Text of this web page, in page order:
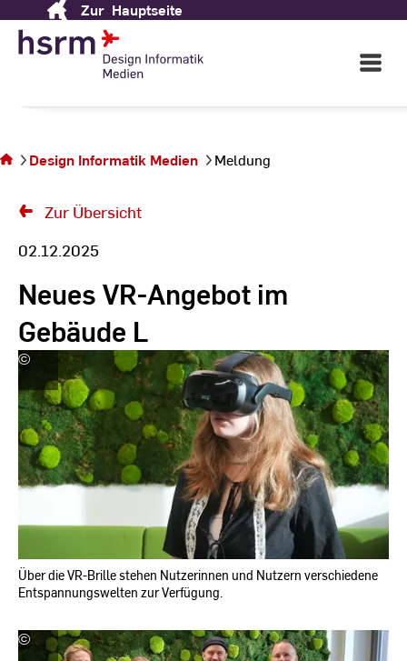
Content
Zur Hauptseite
Open
Main
sich auf
Meldung
Design Informatik Medien Meldung
Zur Übersicht
02.12.2025
Neues VR-Angebot im
Gebäude L
©
LehrLernZentrum
|
Hochschule
RheinMain
Über die VR-Brille stehen Nutzerinnen und Nutzern verschiedene
Entspannungswelten zur Verfügung.
©
LehrLernZentrum